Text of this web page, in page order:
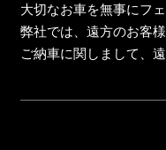
大切なお車を無事にフ
弊社では、遠方のお客
ご納車に関しまして、